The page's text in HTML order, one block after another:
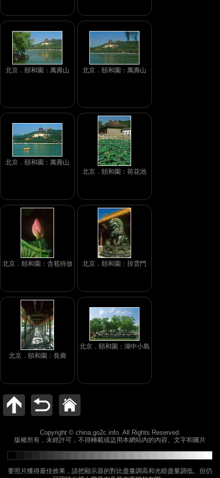
北京．頤和園：萬壽山 北京．頤和園：萬壽山
北京．頤和園：萬壽山
北京．頤和園：荷花池
北京．頤和園：含苞待放 北京．頤和園：排雲門
北京．頤和園：長廊
北京．頤和園：湖中小島
Copyright © china.go2c.info. All Rights Reserved.
版權所有，未經許可，不得轉載或盜用本網站內的內容、文字和圖片
要照片獲得最佳效果，請把顯示器的對比盡量調高和光暗盡量調低、但仍